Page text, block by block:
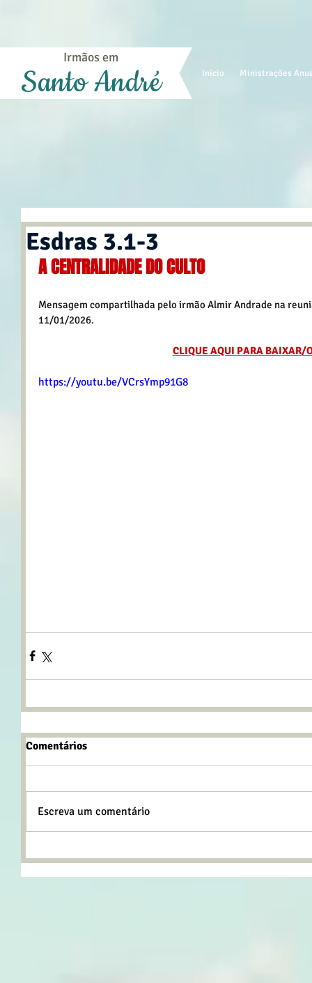
Início Ministrações
Irmãos em
Santo André
Esdras 3.1-3
A CENTRALIDADE DO CULTO
Mensagem compartilhada pelo irmão Almir Andrade na
11/01/2026.
CLIQUE AQUI PARA BAIXAR/
https://youtu.be/VCrsYmp91G8
Comentários
Escreva um comentário